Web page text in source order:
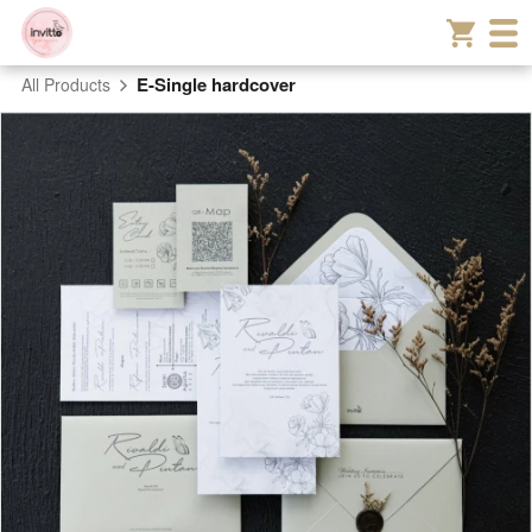
All Products E-Single hardcover